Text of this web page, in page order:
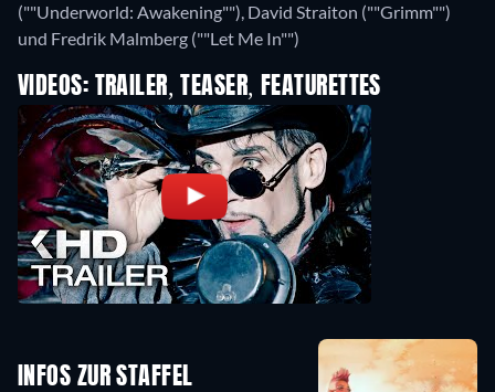
(""Underworld: Awakening""), David Straiton (""Grimm"")
und Fredrik Malmberg (""Let Me In"")
VIDEOS: TRAILER, TEASER, FEATURETTES
INFOS ZUR STAFFEL